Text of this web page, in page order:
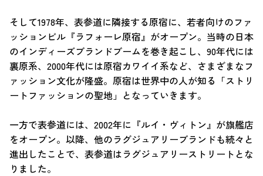
そして1978年、表参道に隣接する原宿に、若者向けのファ
ッションビル『ラフォーレ原宿』がオープン。当時の日本
のインディーズブランドブームを巻き起こし、90年代には
裏原系、2000年代には原宿カワイイ系など、さまざまなフ
ァッション文化が隆盛。原宿は世界中の人が知る「ストリ
ートファッションの聖地」となっていきます。
一方で表参道には、2002年に『ルイ・ヴィトン』が旗艦店
をオープン。以降、他のラグジュアリーブランドも続々と
進出したことで、表参道はラグジュアリーストリートとな
りました。